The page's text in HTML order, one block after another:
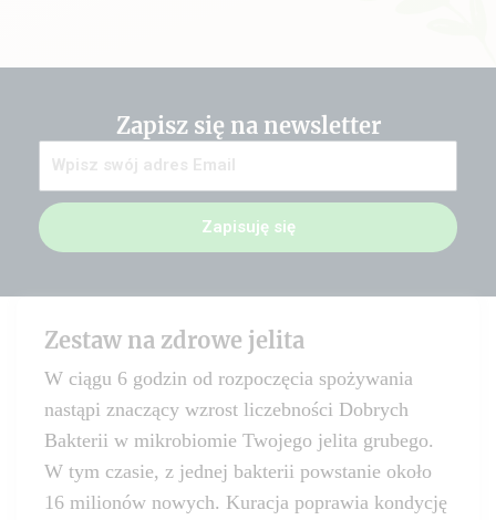
Zapisz się na newsletter
Zapisuję się
Zestaw na zdrowe jelita
W ciągu 6 godzin od rozpoczęcia spożywania
nastąpi znaczący wzrost liczebności Dobrych
Bakterii w mikrobiomie Twojego jelita grubego.
W tym czasie, z jednej bakterii powstanie około
16 milionów nowych. Kuracja poprawia kondycję